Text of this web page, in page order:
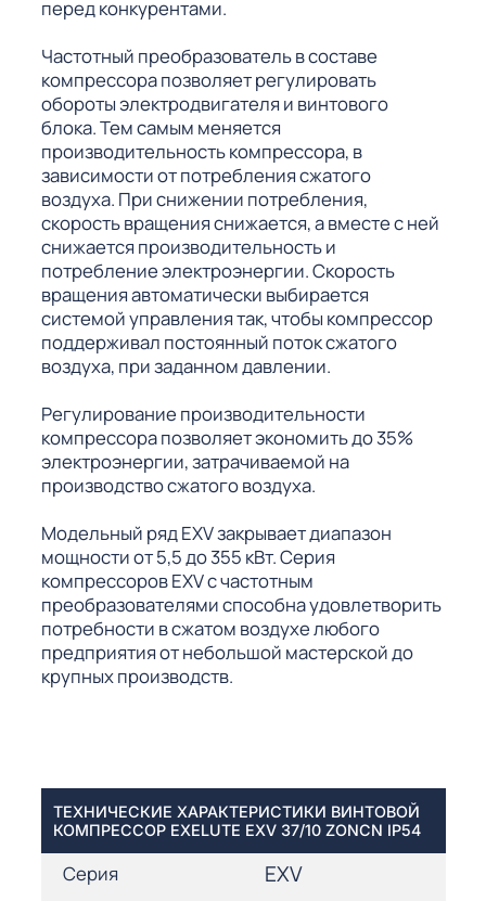
перед конкурентами.
Частотный преобразователь в составе
компрессора позволяет регулировать
обороты электродвигателя и винтового
блока. Тем самым меняется
производительность компрессора, в
зависимости от потребления сжатого
воздуха. При снижении потребления,
скорость вращения снижается, а вместе с ней
снижается производительность и
потребление электроэнергии. Скорость
вращения автоматически выбирается
системой управления так, чтобы компрессор
поддерживал постоянный поток сжатого
воздуха, при заданном давлении.
Регулирование производительности
компрессора позволяет экономить до 35%
электроэнергии, затрачиваемой на
производство сжатого воздуха.
Модельный ряд EXV закрывает диапазон
мощности от 5,5 до 355 кВт. Серия
компрессоров EXV с частотным
преобразователями способна удовлетворить
потребности в сжатом воздухе любого
предприятия от небольшой мастерской до
крупных производств.
ТЕХНИЧЕСКИЕ ХАРАКТЕРИСТИКИ ВИНТОВОЙ
КОМПРЕССОР EXELUTE EXV 37/10 ZONCN IP54
Серия EXV